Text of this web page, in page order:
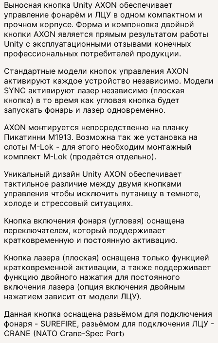
Выносная кнопка Unity AXON обеспечивает
управление фонарём и ЛЦУ в одном компактном и
прочном корпусе. Форма и компоновка двойной
кнопки AXON является прямым результатом работы
Unity с эксплуатационными отзывами конечных
профессиональных потребителей продукции.
Стандартные модели кнопок управления AXON
активируют каждое устройство независимо. Модели
SYNC активируют лазер независимо (плоская
кнопка) в то время как угловая кнопка будет
запускать фонарь и лазер одновременно.
AXON монтируется непосредственно на планку
Пикатинни М1913. Возможна так же установка на
слоты M-Lok - для этого необходим монтажный
комплект M-Lok (продаётся отдельно).
Уникальный дизайн Unity AXON обеспечивает
тактильное различие между двумя кнопками
управления чтобы исключить путаницу в темноте,
холоде и стрессовый ситуациях.
Кнопка включения фонаря (угловая) оснащена
переключателем, который поддерживает
кратковременную и постоянную активацию.
Кнопка лазера (плоская) оснащена только функцией
кратковременной активации, а также поддерживает
функцию двойного нажатия для постоянного
включения лазера (опция включения двойным
нажатием зависит от модели ЛЦУ).
Данная кнопка оснащена разьёмом для подключения
фонаря - SUREFIRE, разьёмом для подключения ЛЦУ -
CRANE (NATO Crane-Spec Port)